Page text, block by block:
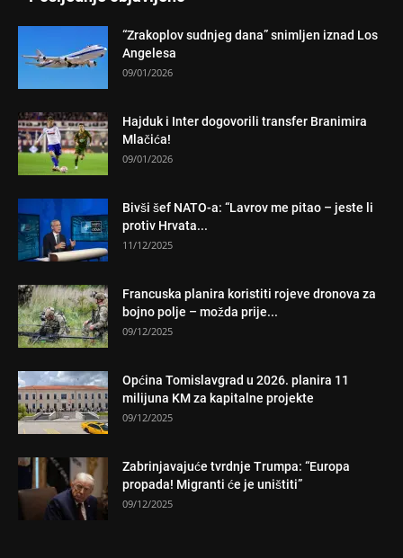
“Zrakoplov sudnjeg dana” snimljen iznad Los
Angelesa
09/01/2026
Hajduk i Inter dogovorili transfer Branimira
Mlačića!
09/01/2026
Bivši šef NATO-a: “Lavrov me pitao – jeste li
protiv Hrvata...
11/12/2025
Francuska planira koristiti rojeve dronova za
bojno polje – možda prije...
09/12/2025
Općina Tomislavgrad u 2026. planira 11
milijuna KM za kapitalne projekte
09/12/2025
Zabrinjavajuće tvrdnje Trumpa: “Europa
propada! Migranti će je uništiti”
09/12/2025